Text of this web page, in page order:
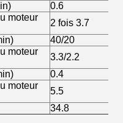
0.6
moteur
2 fois 3.7
40/20
moteur
3.3/2.2
0.4
moteur
5.5
34.8